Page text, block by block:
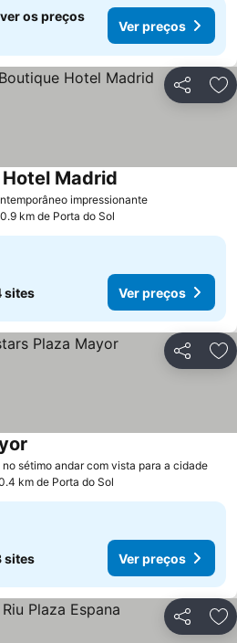
os preços
Ver preços
Partilhar
impressionanteVer preços
Madrid
km de Porta do Sol
sites Ver preços
Partilhar
sétimo andar com vista para a cidadeVer
km de Porta do Sol
sites Ver preços
Partilhar